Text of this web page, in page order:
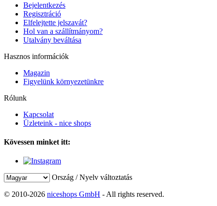
Bejelentkezés
Regisztráció
Elfelejtette jelszavát?
Hol van a szállítmányom?
Utalvány beváltása
Hasznos információk
Magazin
Figyelünk környezetünkre
Rólunk
Kapcsolat
Üzleteink - nice shops
Kövessen minket itt:
Ország / Nyelv változtatás
© 2010-2026 niceshops GmbH - All rights reserved.